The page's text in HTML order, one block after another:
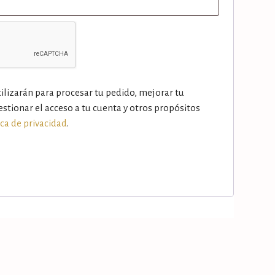
para procesar tu pedido, mejorar tu
el acceso a tu cuenta y otros propósitos
de privacidad .